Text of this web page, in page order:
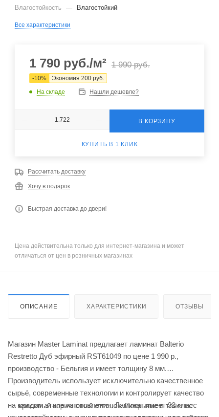
Влагостойкость
— Влагостойкий
Все характеристики
1 790 руб./м² 1 990руб.
-10% Экономия 200 руб.
На складе
Нашли дешевле?
В КОРЗИНУ
КУПИТЬ В 1 КЛИК
Рассчитать доставку
Хочу в подарок
Быстрая доставка до двери!
Цена действительна только для интернет-магазина и может
отличаться от цен в розничных магазинах
ОПИСАНИЕ ХАРАКТЕРИСТИКИ ОТЗЫВЫ
Магазин Master Laminat предлагает ламинат Balterio
Restretto Дуб эфирный RST61049 по цене 1 990 р.,
производство - Бельгия и имеет толщину 8 мм.
Производитель использует исключительно качественное
сырьё, современные технологии и контролирует качество
на каждом этапе изготовления. Ламинат имеет 32 класс
красивый коричневый оттенок. Покрытие в течение